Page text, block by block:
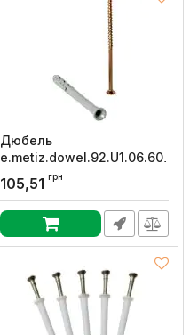
Дюбель
e.metiz.dowel.92.U1.06.60,
з ударним шурупом
М6х60 поліпропілен,
потай, E.NEXT
m0060027
105,51 грн